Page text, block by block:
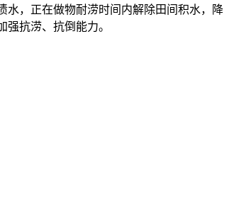
水，正在做物耐涝时间内解除田间积水，降
抗涝、抗倒能力。